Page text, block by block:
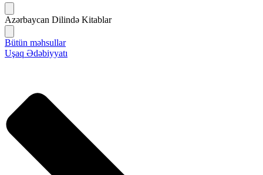
Azərbaycan Dilində Kitablar
Bütün məhsullar
Uşaq Ədəbiyyatı